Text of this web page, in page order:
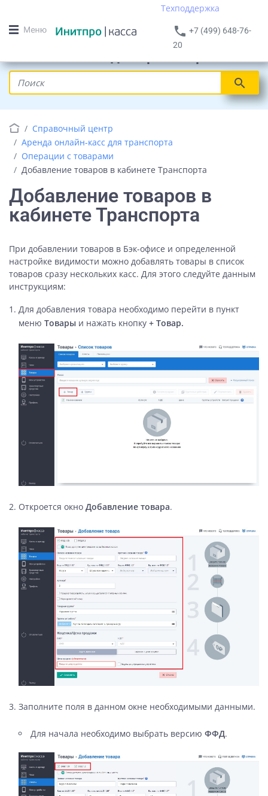
Техподдержка
phone +7 (499) 648-76-
20
search
Справочный центр
Аренда онлайн-касс для транспорта
Операции с товарами
Добавление товаров в кабинете Транспорта
Добавление товаров в
кабинете Транспорта
При добавлении товаров в Бэк-офисе и определенной
настройке видимости можно добавлять товары в список
товаров сразу нескольких касс. Для этого следуйте данным
инструкциям:
Для добавления товара необходимо перейти в пункт
меню Товары и нажать кнопку + Товар.
Откроется окно Добавление товара.
Заполните поля в данном окне необходимыми данными.
Для начала необходимо выбрать версию ФФД.